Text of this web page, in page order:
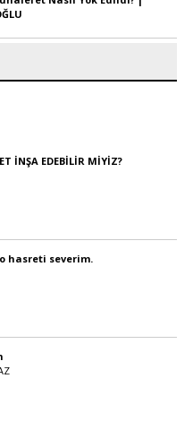
İNŞA EDEBİLİR MİYİZ?
hasreti severim.